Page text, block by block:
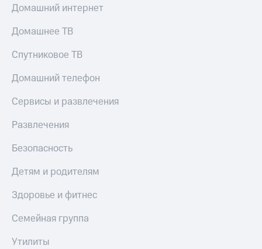
Домашний интернет
Домашнее ТВ
Спутниковое ТВ
Домашний телефон
Сервисы и развлечения
Развлечения
Безопасность
Детям и родителям
Здоровье и фитнес
Семейная группа
Утилиты